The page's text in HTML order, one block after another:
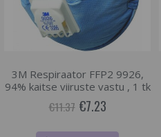
3M Respiraator FFP2 9926,
94% kaitse viiruste vastu , 1 tk
€11.37 €7.23